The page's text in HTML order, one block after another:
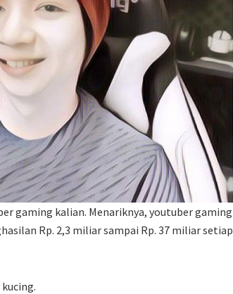
gaming kalian. Menariknya, youtuber gaming
Rp. 2,3 miliar sampai Rp. 37 miliar setiap